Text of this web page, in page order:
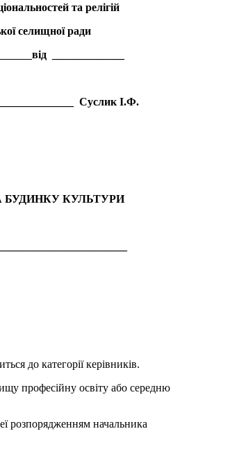
та релігій
селищної ради
від _____________
Суслик І.Ф.
БУДИНКУ КУЛЬТУРИ
до категорії керівників.
професійну освіту або середню
розпорядженням начальника